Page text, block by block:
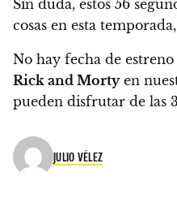
Sin duda, estos 56
cosas en esta
No hay fecha de
Rick and Mortyen
pueden disfrutar de las
JULIO VÉLEZ